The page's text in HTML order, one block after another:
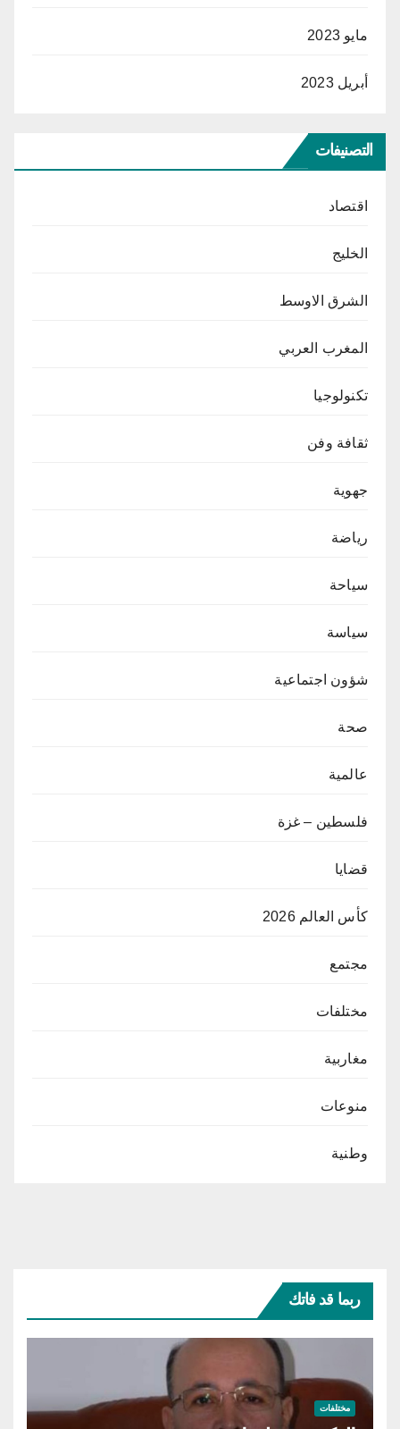
مايو 2023
أبريل 2023
التصنيفات
اقتصاد
الخليج
الشرق الاوسط
المغرب العربي
تكنولوجيا
ثقافة وفن
جهوية
رياضة
سياحة
سياسة
شؤون اجتماعية
صحة
عالمية
فلسطين – غزة
قضايا
كأس العالم 2026
مجتمع
مختلفات
مغاربية
منوعات
وطنية
ربما قد فاتك
مختلفات